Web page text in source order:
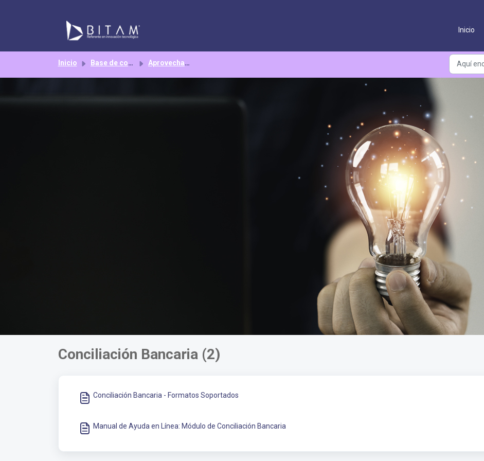
Inicio
Inicio Base de conocimientos Aprovechar módulos adicionales
Conciliación Bancaria (2)
Conciliación Bancaria - Formatos Soportados
Manual de Ayuda en Línea: Módulo de Conciliación Bancaria